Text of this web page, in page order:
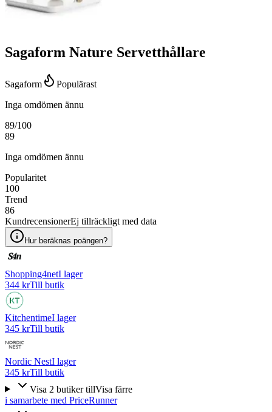
Sagaform Nature Servetthållare
Sagaform
Populärast
Inga omdömen ännu
89/100
89
Inga omdömen ännu
Popularitet
100
Trend
86
KundrecensionerEj tillräckligt med data
Hur beräknas poängen?
Shopping4netI lager
344 krTill butik
KitchentimeI lager
345 krTill butik
Nordic NestI lager
345 krTill butik
Visa 2 butiker tillVisa färre
i samarbete med PriceRunner